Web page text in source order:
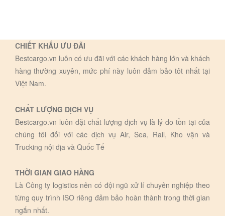
CHIẾT KHẤU ƯU ĐÃI
Bestcargo.vn luôn có ưu đãi với các khách hàng lớn và khách
hàng thường xuyên, mức phí này luôn đảm bảo tôt nhất tại
Việt Nam.
CHẤT LƯỢNG DỊCH VỤ
Bestcargo.vn luôn đặt chất lượng dịch vụ là lý do tồn tại của
chúng tôi đối với các dịch vụ Air, Sea, Rail, Kho vận và
Trucking nội địa và Quốc Tế
THỜI GIAN GIAO HÀNG
Là Công ty logistics nên có đội ngũ xử lí chuyên nghiệp theo
từng quy trình ISO riêng đảm bảo hoàn thành trong thời gian
ngắn nhất.